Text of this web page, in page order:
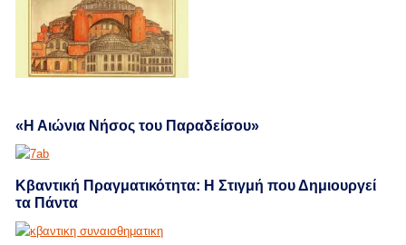
«Η Αιώνια Νήσος του Παραδείσου»
Κβαντική Πραγματικότητα: Η Στιγμή που Δημιουργεί
τα Πάντα